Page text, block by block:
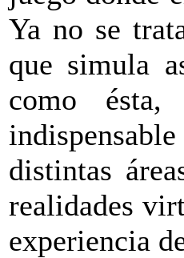
Ya no se
que simula
como
distintas
realidades
experiencia